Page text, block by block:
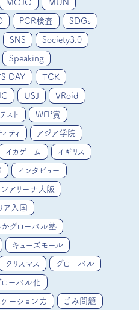
MOJO MUN
PCR検査 SDGs
SNS Society3.0
Speaking
DAY TCK
USJ VRoid
スト WFP賞
ティ アジア学院
イカゲーム イギリス
インタビュー
ンアリーナ大阪
ア入国
かグローバル塾
キューズモール
クリスマス グローバル
ローバル化
ケーション力 ごみ問題